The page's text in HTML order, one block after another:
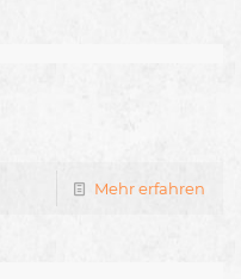
Mehr erfahren